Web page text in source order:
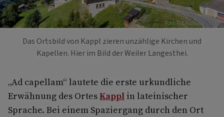
Foto: TVB Paznaun – Ischgl
Das Ortsbild von Kappl zieren unzählige Kirchen und
Kapellen. Hier im Bild der Weiler Langesthei.
„Ad capellam“ lautete die erste urkundliche
Erwähnung des OrtesKappl in lateinischer
Sprache. Bei einem Spaziergang durch den Ort